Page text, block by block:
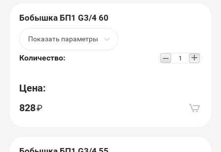
Бобышка БП1 G3/4 60
Показать параметры
Количество: − +
Цена:
828